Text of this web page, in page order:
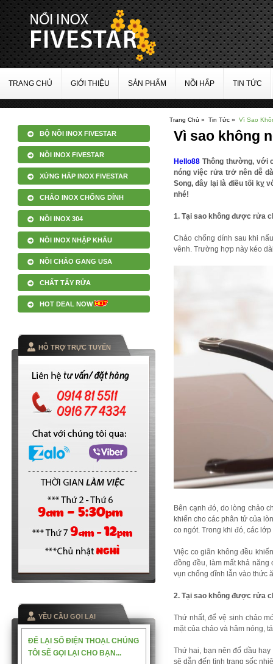
Sự hài lòng của
TRANG CHỦ GIỚI THIỆU SẢN PHẨM NỒI HẤP TIN TỨC
BỘ NỒI INOX FIVESTAR
NỒI INOX FIVESTAR
XỬNG HẤP INOX FIVESTAR
CHẢO INOX CHỐNG DÍNH
NỒI INOX 304
NỒI INOX NHẬP KHẨU
NỒI CHẢO GANG USA
CHẤT TẨY RỬA
HOT DEAL NOW
HỖ TRỢ TRỰC TUYẾN
YỀU CẦU GỌI LẠI
ĐỂ LẠI SỐ ĐIỆN THOẠI. CHÚNG
TÔI SẼ GỌI LẠI CHO BẠN...
Trang Chủ » Tin Tức » Vì Sao
Vì sao không
Hello88 Thông thường, với
nóng việc rửa trở nên dễ
Song, đây lại là điều tối kỵ
nhé!
1. Tại sao không được rửa
Chảo chống dính sau khi
vênh. Trường hợp này kéo
Bên cạnh đó, do lòng chảo
khiến cho các phân tử của
co ngót. Trong khi đó, các
Việc co giãn không đều
đồng đều, làm mất khả
vụn chống dĩnh lẫn vào thức
2. Tại sao không được rửa
Thứ nhất, để vệ sinh chảo
mặt của chảo và hâm nóng,
Thứ hai, bạn nên đổ dầu
sẽ dẫn đến tình trạng sốc